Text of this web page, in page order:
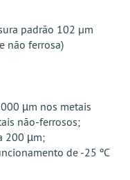
padrão 102 μm
não ferrosa)
µm nos metais
não-ferrosos;
200 µm;
de -25 ºC